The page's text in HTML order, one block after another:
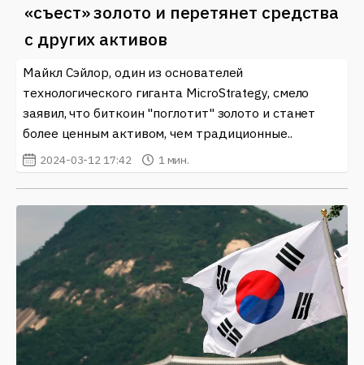
«съест» золото и перетянет средства
с других активов
Майкл Сэйлор, один из основателей
технологического гиганта MicroStrategy, смело
заявил, что биткоин "поглотит" золото и станет
более ценным активом, чем традиционные..
2024-03-12 17:42 1 мин.